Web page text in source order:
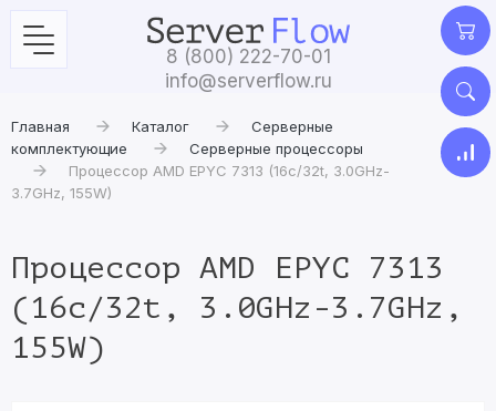
8 (800) 222-70-01
info@serverflow.ru
Главная Каталог
Серверные
комплектующие
Серверные процессоры
Процессор AMD EPYC 7313 (16c/32t, 3.0GHz-
3.7GHz, 155W)
Процессор AMD EPYC 7313
(16c/32t, 3.0GHz-3.7GHz,
155W)